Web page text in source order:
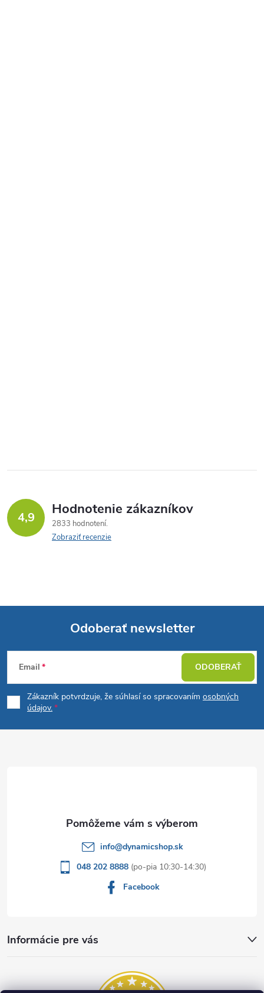
4,9 Hodnotenie zákazníkov
2833 hodnotení
Zobraziť recenzie
Z
á
p
Odoberať newsletter
Email
Zákazník potvrdzuje, že súhlasí so spracovaním osobných
údajov.
ODOBERAŤ
Informácie pre vás
info@dynamicshop.sk
048 202 8888
Facebook